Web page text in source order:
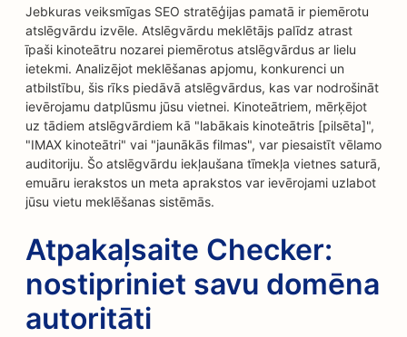
Jebkuras veiksmīgas SEO stratēģijas pamatā ir piemērotu
atslēgvārdu izvēle. Atslēgvārdu meklētājs palīdz atrast
īpaši kinoteātru nozarei piemērotus atslēgvārdus ar lielu
ietekmi. Analizējot meklēšanas apjomu, konkurenci un
atbilstību, šis rīks piedāvā atslēgvārdus, kas var nodrošināt
ievērojamu datplūsmu jūsu vietnei. Kinoteātriem, mērķējot
uz tādiem atslēgvārdiem kā "labākais kinoteātris [pilsēta]",
"IMAX kinoteātri" vai "jaunākās filmas", var piesaistīt vēlamo
auditoriju. Šo atslēgvārdu iekļaušana tīmekļa vietnes saturā,
emuāru ierakstos un meta aprakstos var ievērojami uzlabot
jūsu vietu meklēšanas sistēmās.
Atpakaļsaite Checker:
nostipriniet savu domēna
autoritāti